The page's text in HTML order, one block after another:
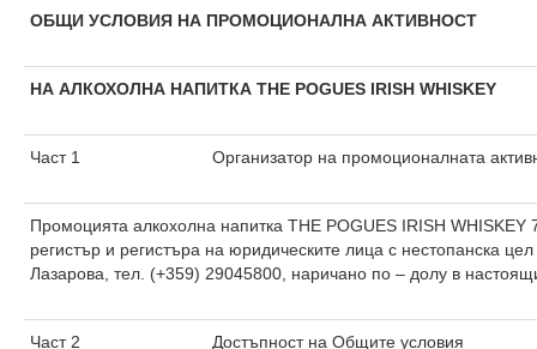
ОБЩИ УСЛОВИЯ НА ПРОМОЦИОНАЛНА АКТИВНОСТ
НА АЛКОХОЛНА НАПИТКА THE POGUES IRISH WHISKEY
Част 1 Организатор на промоционалната
Промоцията алкохолна напитка THE POGUES IRISH
регистър и регистъра на юридическите лица с
Лазарова, тел. (+359) 29045800, наричано по – долу в
Част 2 Достъпност на Общите условия